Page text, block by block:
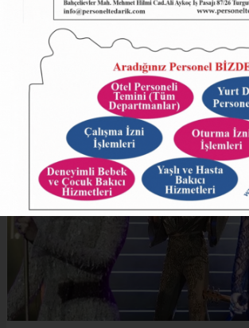
ABONE OL